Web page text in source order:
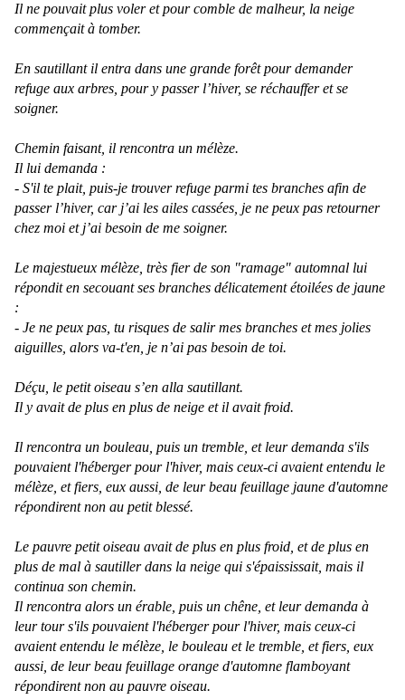
Il ne pouvait plus voler et pour comble de malheur, la neige
commençait à tomber.
En sautillant il entra dans une grande forêt pour demander
refuge aux arbres, pour y passer l’hiver, se réchauffer et se
soigner.
Chemin faisant, il rencontra un mélèze.
Il lui demanda :
- S'il te plait, puis-je trouver refuge parmi tes branches afin de
passer l’hiver, car j’ai les ailes cassées, je ne peux pas retourner
chez moi et j’ai besoin de me soigner.
Le majestueux mélèze, très fier de son "ramage" automnal lui
répondit en secouant ses branches délicatement étoilées de jaune
:
- Je ne peux pas, tu risques de salir mes branches et mes jolies
aiguilles, alors va-t'en, je n’ai pas besoin de toi.
Déçu, le petit oiseau s’en alla sautillant.
Il y avait de plus en plus de neige et il avait froid.
Il rencontra un bouleau, puis un tremble, et leur demanda s'ils
pouvaient l'héberger pour l'hiver, mais ceux-ci avaient entendu le
mélèze, et fiers, eux aussi, de leur beau feuillage jaune d'automne
répondirent non au petit blessé.
Le pauvre petit oiseau avait de plus en plus froid, et de plus en
plus de mal à sautiller dans la neige qui s'épaississait, mais il
continua son chemin.
Il rencontra alors un érable, puis un chêne, et leur demanda à
leur tour s'ils pouvaient l'héberger pour l'hiver, mais ceux-ci
avaient entendu le mélèze, le bouleau et le tremble, et fiers, eux
aussi, de leur beau feuillage orange d'automne flamboyant
répondirent non au pauvre oiseau.